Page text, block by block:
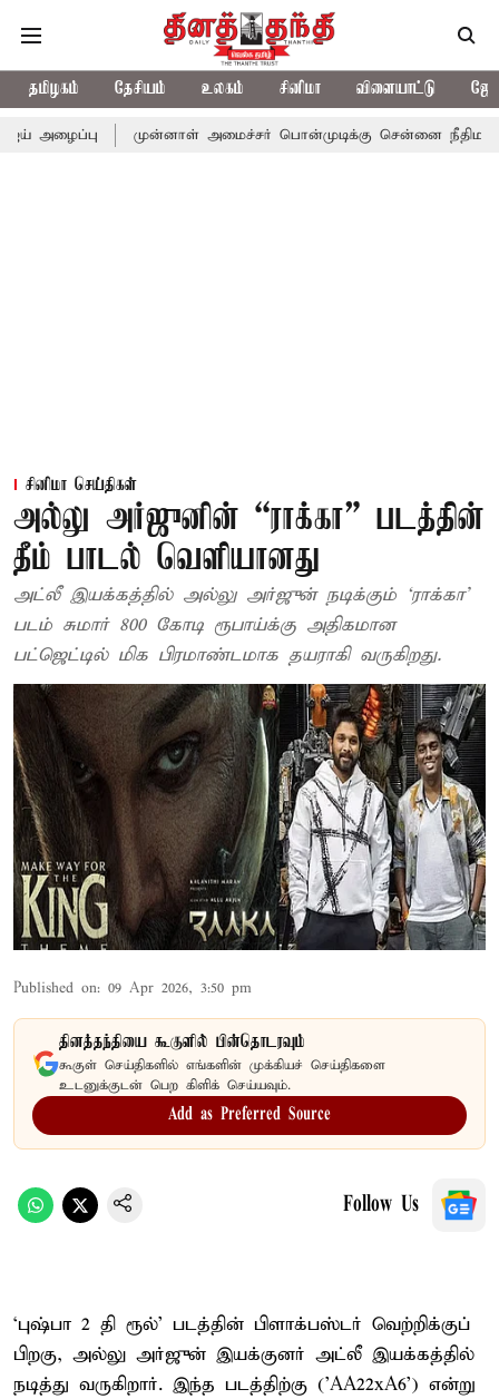
தமிழகம் தேசியம் உலகம் சினிமா விளையாட்டு
முன்னாள் அமைச்சர் பொன்முடிக்கு சென்னை நீதிமன்றம்
சினிமா செய்திகள்
அல்லு அர்ஜுனின் “ராக்கா” படத்தின்
தீம் பாடல் வெளியானது
அட்லீ இயக்கத்தில் அல்லு அர்ஜுன் நடிக்கும் ‘ராக்கா’
படம் சுமார் 800 கோடி ரூபாய்க்கு அதிகமான
பட்ஜெட்டில் மிக பிரமாண்டமாக தயராகி வருகிறது.
Published on: 09 Apr 2026, 3:50 pm
தினத்தந்தியை கூகுளில் பின்தொடரவும்
கூகுள் செய்திகளில் எங்களின் முக்கியச் செய்திகளை
உடனுக்குடன் பெற கிளிக் செய்யவும்.
Add as Preferred Source
Follow Us
‘புஷ்பா 2 தி ரூல்’ படத்தின் பிளாக்பஸ்டர் வெற்றிக்குப்
பிறகு, அல்லு அர்ஜுன் இயக்குனர் அட்லீ இயக்கத்தில்
நடித்து வருகிறார். இந்த படத்திற்கு ('AA22xA6') என்று